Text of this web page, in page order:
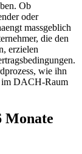
Ob
oder
massgeblich
die den
erzielen
wie ihn
im DACH-Raum
Monate